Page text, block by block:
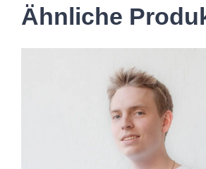
Ähnliche